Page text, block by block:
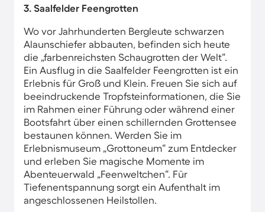
3. Saalfelder Feengrotten
Wo vor Jahrhunderten Bergleute schwarzen
Alaunschiefer abbauten, befinden sich heute
die „farbenreichsten Schaugrotten der Welt“.
Ein Ausflug in die Saalfelder Feengrotten ist ein
Erlebnis für Groß und Klein. Freuen Sie sich auf
beeindruckende Tropfsteinformationen, die Sie
im Rahmen einer Führung oder während einer
Bootsfahrt über einen schillernden Grottensee
bestaunen können. Werden Sie im
Erlebnismuseum „Grottoneum“ zum Entdecker
und erleben Sie magische Momente im
Abenteuerwald „Feenweltchen“. Für
Tiefenentspannung sorgt ein Aufenthalt im
angeschlossenen Heilstollen.